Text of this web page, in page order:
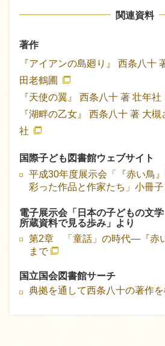
関連資料
著作
『アイアンの島廻り』
西条八十
田老鶴圃
『天使の翼』
西条八十 著 壮年社
『湖畔の乙女』
西条八十 著 大槻
社
国際子ども図書館ウェブサイト
平成30年度展示会「『赤い鳥
彩った作品と作家たち」小冊子
電子展示会「日本の子どもの文
所蔵資料で見る歩み」より
第2章 「童話」の時代―『赤
まで
国立国会図書館サーチ
典拠を通して西条八十の著作